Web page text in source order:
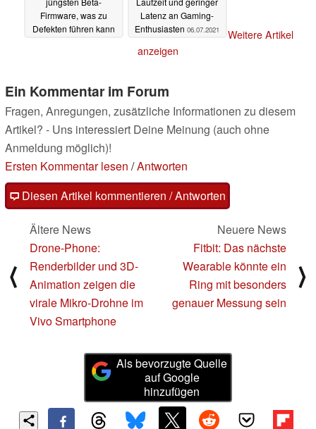
Firmware, was zu
Defekten führen kann
Latenz an Gaming-
Enthusiasten 06.07.2021
Weitere Artikel
anzeigen
Ein Kommentar im Forum
Fragen, Anregungen, zusätzliche Informationen zu diesem
Artikel? - Uns interessiert Deine Meinung (auch ohne
Anmeldung möglich)!
Ersten Kommentar lesen /Antworten
Diesen Artikel kommentieren / Antworten
⟨
Ältere News
Drone-Phone:
Renderbilder und 3D-
Animation zeigen die
virale Mikro-Drohne im
Vivo Smartphone
Neuere News
Fitbit: Das nächste
Wearable könnte ein
Ring mit besonders
genauer Messung sein
⟩
Als bevorzugte Quelle
auf Google
hinzufügen